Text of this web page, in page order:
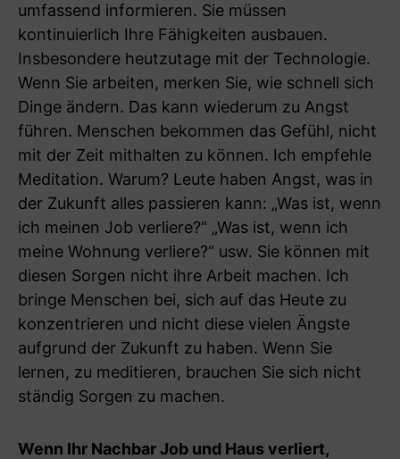
umfassend informieren. Sie müssen
kontinuierlich Ihre Fähigkeiten ausbauen.
Insbesondere heutzutage mit der Technologie.
Wenn Sie arbeiten, merken Sie, wie schnell sich
Dinge ändern. Das kann wiederum zu Angst
führen. Menschen bekommen das Gefühl, nicht
mit der Zeit mithalten zu können. Ich empfehle
Meditation. Warum? Leute haben Angst, was in
der Zukunft alles passieren kann: „Was ist, wenn
ich meinen Job verliere?“ „Was ist, wenn ich
meine Wohnung verliere?“ usw. Sie können mit
diesen Sorgen nicht ihre Arbeit machen. Ich
bringe Menschen bei, sich auf das Heute zu
konzentrieren und nicht diese vielen Ängste
aufgrund der Zukunft zu haben. Wenn Sie
lernen, zu meditieren, brauchen Sie sich nicht
ständig Sorgen zu machen.
Wenn Ihr Nachbar Job und Haus verliert,